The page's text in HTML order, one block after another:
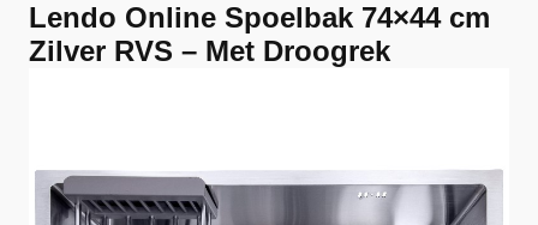
Lendo Online Spoelbak 74×44 cm
Zilver RVS – Met Droogrek